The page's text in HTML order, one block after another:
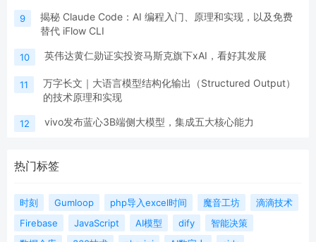
9
揭秘 Claude Code：AI 编程入门、原理和实现，以及免费
替代 iFlow CLI
10 英伟达黄仁勋证实投资马斯克旗下xAI，看好其发展
11
万字长文｜大语言模型结构化输出（Structured Output）
的技术原理和实现
12 vivo发布蓝心3B端侧大模型，集成五大核心能力
热门标签
时刻 Gumloop php导入excel时间 魔音工坊
滴滴技术
Firebase
JavaScript AI模型 dify
智能决策